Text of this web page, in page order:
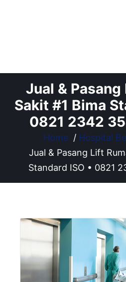
Jual &
Sakit #1 Bima
0821 2342
Home / Hospital
Jual & Pasang Lift
Standard ISO • 0821